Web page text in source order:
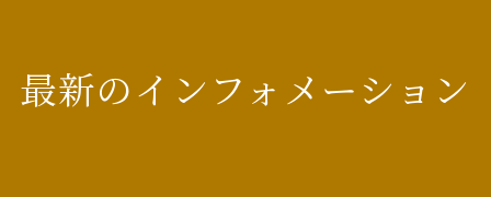
最新のインフォメーション